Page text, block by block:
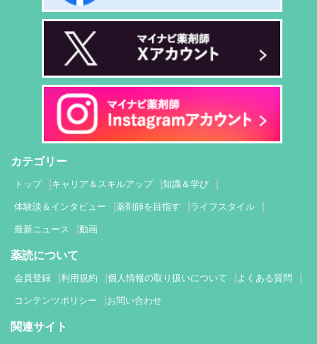
カテゴリー
トップ キャリア＆スキルアップ 知識＆学び
体験談＆インタビュー 薬剤師を目指す ライフスタイル
最新ニュース 動画
薬読について
会員登録 利用規約 個人情報の取り扱いについて よくある質問
コンテンツポリシー お問い合わせ
関連サイト